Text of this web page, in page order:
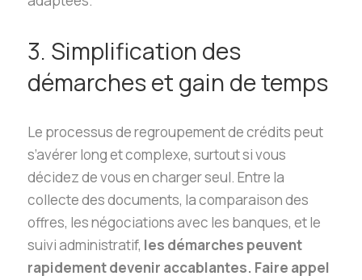
3. Simplification des
démarches et gain de temps
Le processus de regroupement de crédits peut
s’avérer long et complexe, surtout si vous
décidez de vous en charger seul. Entre la
collecte des documents, la comparaison des
offres, les négociations avec les banques, et le
suivi administratif, les démarches peuvent
rapidement devenir accablantes. Faire appel